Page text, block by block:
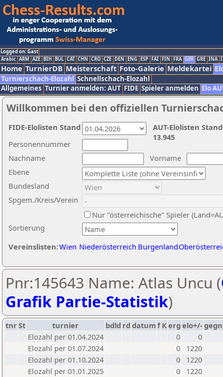
Logged on: Gast
Arabic ARM AZE BIH BUL CAT CHN CRO CZE DEN ENG ESP FAI FIN FRA GER GRE INA
Home TurnierDB Meisterschaft Foto-Galerie Meldekartei
Turnierschach-Elozahl Schnellschach-Elozahl
Allgemeines Turnier anmelden: AUT FIDE Spieler anmelden Elo
Willkommen bei den offiziellen
Nachname
Vorname
Ebene
Sortierung
Personennummer
Bundesland
Spgem./Kreis/Verein
Nur "österreichische" Spieler
Vereinslisten:Wien Niederösterreich Burgenland
AUT-Elolisten
13.945
FIDE-Elolisten Stand
Pnr:145643 Name: Atlas Uncu (
Grafik Partie-Statistik)
tnrSt turnier bdld rd datumf Kerg elo+/-
Elozahl per 01.04.2024
0
0
Elozahl per 01.07.2024
0
1220
Elozahl per 01.10.2024
0
1220
Elozahl per 01.01.2025
0
1220